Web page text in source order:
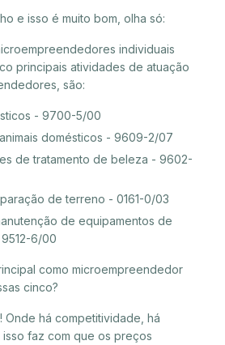
e isso é muito bom, olha só:
individuais
principais atividades de atuação
são:
- 9700-5/00
domésticos - 9609-2/07
de tratamento de beleza - 9602-
de terreno - 0161-0/03
de equipamentos de
6/00
como microempreendedor
cinco?
Onde há competitividade, há
isso faz com que os preços